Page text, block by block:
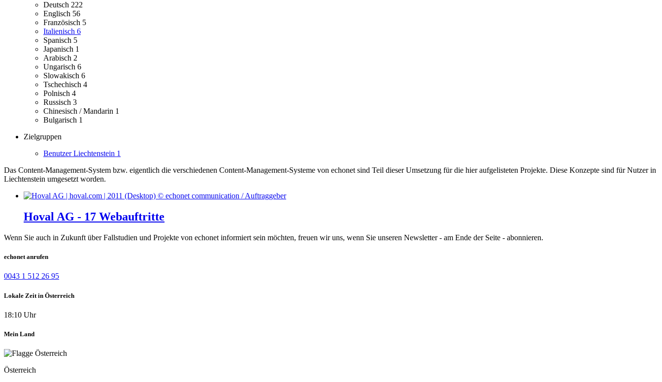
Deutsch 222
Englisch 56
Französisch 5
Italienisch 6
Spanisch 5
Japanisch 1
Arabisch 2
Ungarisch 6
Slowakisch 6
Tschechisch 4
Polnisch 4
Russisch 3
Chinesisch / Mandarin 1
Bulgarisch 1
Zielgruppen
Benutzer Liechtenstein 1
Das Content-Management-System bzw. eigentlich die verschiedenen Content-Management-Systeme von echonet sind Teil dieser Umsetzung für die hier aufgelisteten Projekte. Diese Konzepte sind für Nutzer in
Liechtenstein umgesetzt worden.
Hoval AG - 17 Webauftritte
Wenn Sie auch in Zukunft über Fallstudien und Projekte von echonet informiert sein möchten, freuen wir uns, wenn Sie unseren Newsletter - am Ende der Seite - abonnieren.
echonet anrufen
0043 1 512 26 95
Lokale Zeit in Österreich
18:10 Uhr
Mein Land
Österreich